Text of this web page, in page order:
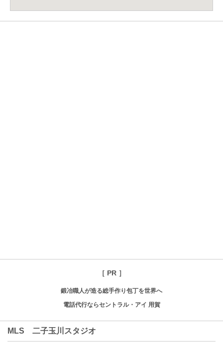
［ PR ］
鍛冶職人が造る総手作り包丁を世界へ
電話代行ならセントラル・アイ 用賀
MLS 二子玉川スタジオ